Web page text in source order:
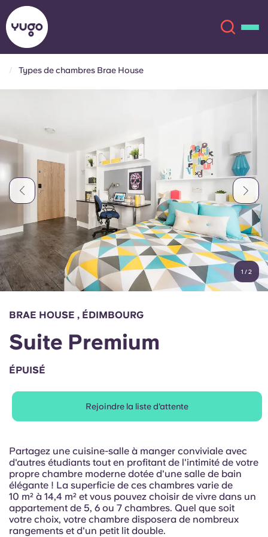
Lieux
Plus
Compte Langue
English (GB)
Chinese
Català
Italian
French
Sélectionnez un pays
Réservez maintenant
Chinese Español
Català Deutsch
Italian French
Portuguese
Types de chambres Brae House
1 /2
BRAE HOUSE , ÉDIMBOURG
Suite Premium
ÉPUISÉ
Rejoindre la liste d'attente
Partagez une cuisine-salle à manger conviviale avec
d'autres étudiants tout en profitant de l'intimité de votre
propre chambre moderne dotée d'une salle de bain
élégante ! La superficie de ces chambres varie de
10 m² à 14,4 m² et vous pouvez choisir de vivre dans un
appartement de 5, 6 ou 7 chambres. Quel que soit
votre choix, votre chambre disposera de nombreux
rangements et d'un petit lit double.